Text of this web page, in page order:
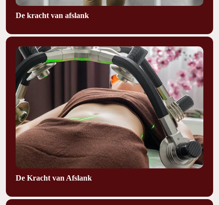
De kracht van afslank
De Kracht van Afslank